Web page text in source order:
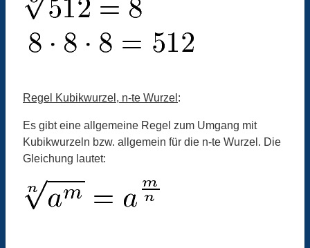
Regel Kubikwurzel, n-te Wurzel :
Es gibt eine allgemeine Regel zum Umgang mit
Kubikwurzeln bzw. allgemein für die n-te Wurzel. Die
Gleichung lautet: